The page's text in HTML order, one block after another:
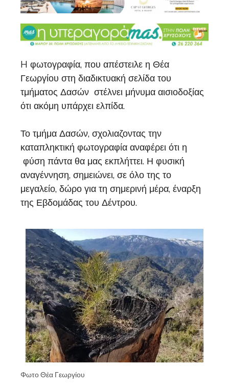
H φωτογραφία, που απέστειλε η Θέα
Γεωργίου στη διαδικτυακή σελίδα του
τμήματος Δασών στέλνει μήνυμα αισιοδοξίας
ότι ακόμη υπάρχει ελπίδα.
Το τμήμα Δασών, σχολιαζοντας την
καταπληκτική φωτογραφία αναφέρει ότι η
φύση πάντα θα μας εκπλήττει. Η φυσική
αναγέννηση, σημειώνει, σε όλο της το
μεγαλείο, δώρο για τη σημερινή μέρα, έναρξη
της Εβδομάδας του Δέντρου.
Φωτο Θέα Γεωργίου